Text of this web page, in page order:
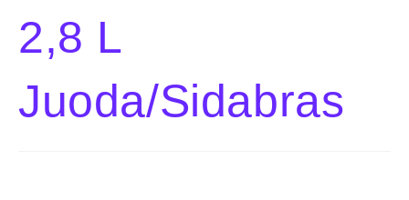
2,8 L
Juoda/Sidabras